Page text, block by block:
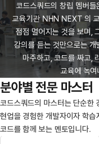
코드스쿼드의 창립 멤버
교육기관 NHN NEXT 의
점점 멀어지는 것을 보며,
강의를 듣는 것만으로는
마주하고, 코드를 짜고,
교육에 녹
분야별 전문 마스터
코드스쿼드의 마스터는 단순한
현업을 경험한 개발자이자 학습
코드를 함께 보는 멘토입니다.